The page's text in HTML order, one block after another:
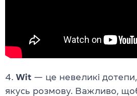
4. Wit — це невеликі
якусь розмову. Важливо,